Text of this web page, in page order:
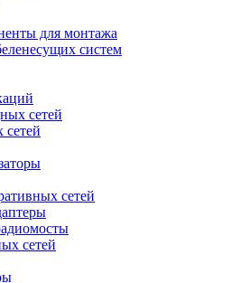
для монтажа
систем
сетей
сетей
сетей